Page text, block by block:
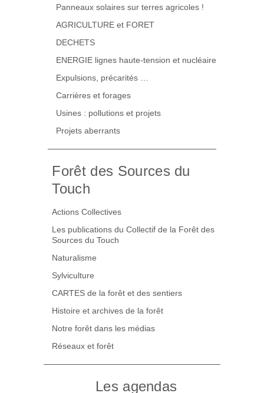
Panneaux solaires sur terres agricoles !
AGRICULTURE et FORET
DECHETS
ENERGIE lignes haute-tension et nucléaire
Expulsions, précarités …
Carrières et forages
Usines : pollutions et projets
Projets aberrants
Forêt des Sources du
Touch
Actions Collectives
Les publications du Collectif de la Forêt des
Sources du Touch
Naturalisme
Sylviculture
CARTES de la forêt et des sentiers
Histoire et archives de la forêt
Notre forêt dans les médias
Réseaux et forêt
Les agendas